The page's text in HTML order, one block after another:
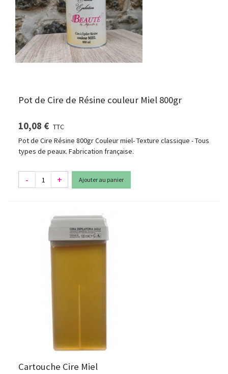
Pot de Cire de Résine couleur Miel 800gr
10,08 € TTC
Pot de Cire Résine 800gr Couleur miel- Texture classique - Tous
types de peaux. Fabrication française.
- + Ajouter au panier
Cartouche Cire Miel